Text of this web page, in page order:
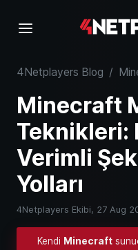
4Netplayers Blog /
Minecraft
Teknikleri:
Verimli
Yolları
4Netplayers Ekibi, 27 Aug
Kendi Minecraft